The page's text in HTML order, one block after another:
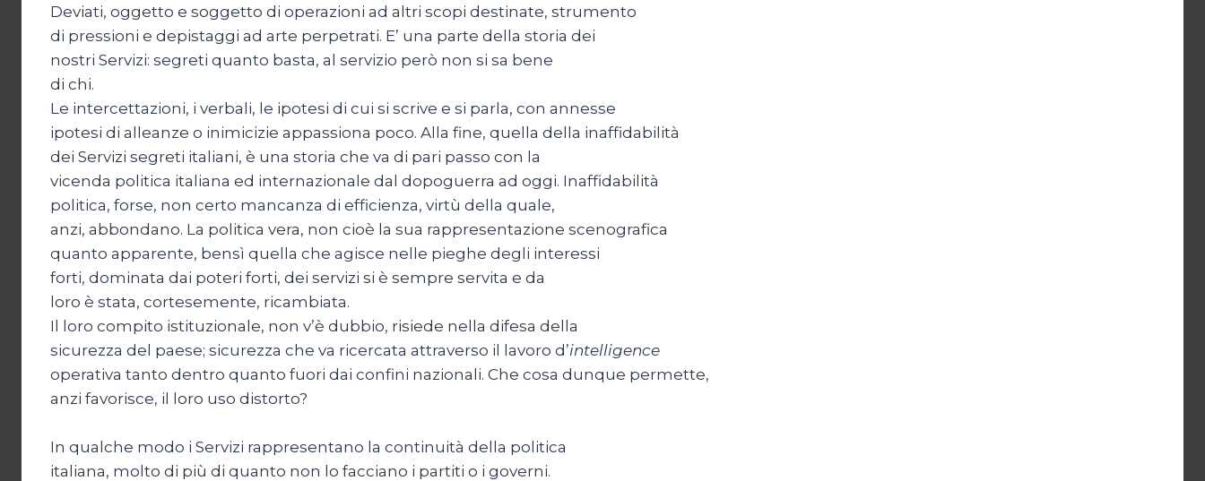
Deviati, oggetto e soggetto di operazioni ad altri scopi destinate, strumento
di pressioni e depistaggi ad arte perpetrati. E’ una parte della storia dei
nostri Servizi: segreti quanto basta, al servizio però non si sa bene
di chi.
Le intercettazioni, i verbali, le ipotesi di cui si scrive e si parla, con annesse
ipotesi di alleanze o inimicizie appassiona poco. Alla fine, quella della inaffidabilità
dei Servizi segreti italiani, è una storia che va di pari passo con la
vicenda politica italiana ed internazionale dal dopoguerra ad oggi. Inaffidabilità
politica, forse, non certo mancanza di efficienza, virtù della quale,
anzi, abbondano. La politica vera, non cioè la sua rappresentazione scenografica
quanto apparente, bensì quella che agisce nelle pieghe degli interessi
forti, dominata dai poteri forti, dei servizi si è sempre servita e da
loro è stata, cortesemente, ricambiata.
Il loro compito istituzionale, non v’è dubbio, risiede nella difesa della
sicurezza del paese; sicurezza che va ricercata attraverso il lavoro d’intelligence
operativa tanto dentro quanto fuori dai confini nazionali. Che cosa dunque permette,
anzi favorisce, il loro uso distorto?
In qualche modo i Servizi rappresentano la continuità della politica
italiana, molto di più di quanto non lo facciano i partiti o i governi.